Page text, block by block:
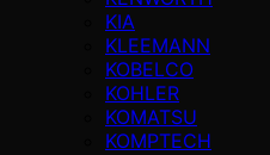
KIA
KLEEMANN
KOBELCO
KOHLER
KOMATSU
KOMPTECH